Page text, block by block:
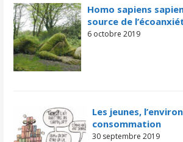
Homo sapiens
source de
6 octobre 2019
Les jeunes,
consommation
30 septembre 2019